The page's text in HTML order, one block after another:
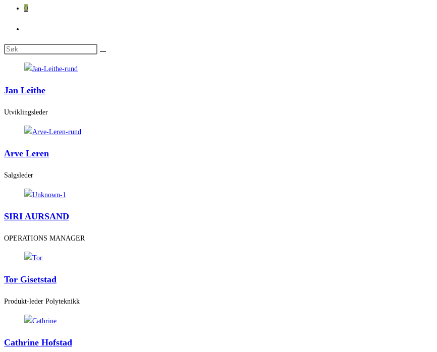
0
Jan Leithe
Utviklingsleder
Arve Leren
Salgsleder
SIRI AURSAND
OPERATIONS MANAGER
Tor Gisetstad
Produkt-leder Polyteknikk
Cathrine Hofstad